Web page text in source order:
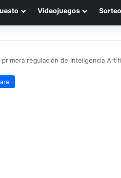
Videojuegos
primera regulación de Inteligencia